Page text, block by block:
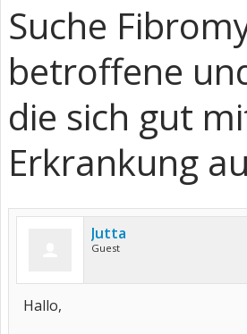
Suche
betroffene
die sich gut
Erkrankung
Jutta
Guest
Hallo,